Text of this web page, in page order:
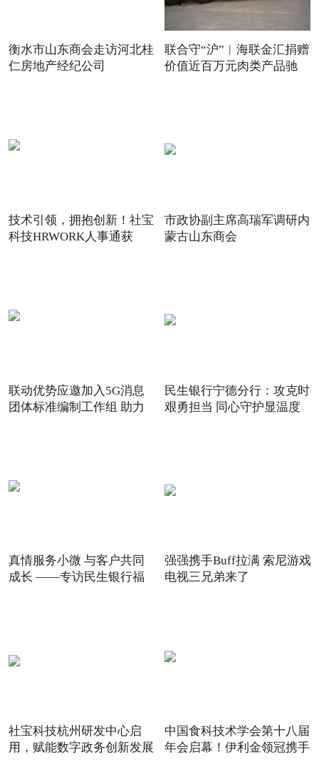
衡水市山东商会走访河北桂
仁房地产经纪公司
联合守“沪”︱海联金汇捐赠
价值近百万元肉类产品驰
技术引领，拥抱创新！社宝
科技HRWORK人事通获
市政协副主席高瑞军调研内
蒙古山东商会
联动优势应邀加入5G消息
团体标准编制工作组 助力
民生银行宁德分行：攻克时
艰勇担当 同心守护显温度
真情服务小微 与客户共同
成长 ——专访民生银行福
强强携手Buff拉满 索尼游戏
电视三兄弟来了
社宝科技杭州研发中心启
用，赋能数字政务创新发展
中国食科技术学会第十八届
年会启幕！伊利金领冠携手